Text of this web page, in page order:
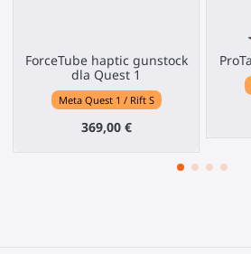
ForceTube haptic gunstock
dla Quest 1
Meta Quest 1 / Rift S
369,00 €